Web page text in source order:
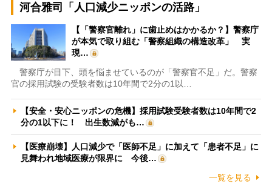
河合雅司「人口減少ニッポンの活路」
【「警察官離れ」に歯止めはかかるか？】警察庁
が本気で取り組む「警察組織の構造改革」 実
現…
警察庁が目下、頭を悩ませているのが「警察官不足」だ。警察
官の採用試験の受験者数は10年間で2分の1以…
【安全・安心ニッポンの危機】採用試験受験者数は10年間で2
分の1以下に！ 出生数減がも…
【医療崩壊】人口減少で「医師不足」に加えて「患者不足」に
見舞われ地域医療が限界に 今後…
一覧を見る